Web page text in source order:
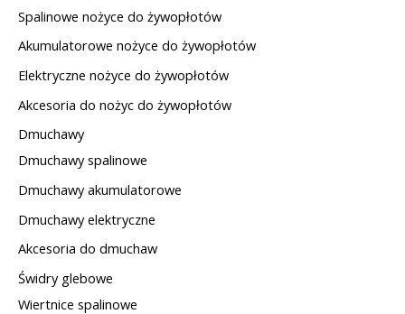
Spalinowe nożyce do żywopłotów
Akumulatorowe nożyce do żywopłotów
Elektryczne nożyce do żywopłotów
Akcesoria do nożyc do żywopłotów
Dmuchawy
Dmuchawy spalinowe
Dmuchawy akumulatorowe
Dmuchawy elektryczne
Akcesoria do dmuchaw
Świdry glebowe
Wiertnice spalinowe